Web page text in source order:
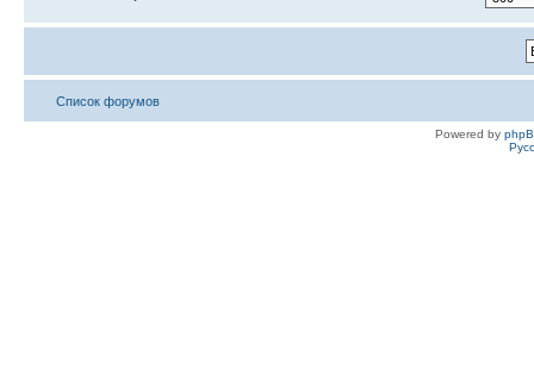
Список форумов
Powered by